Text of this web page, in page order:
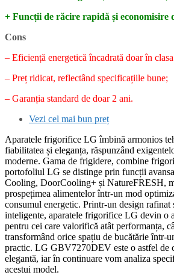
+ Funcții de răcire rapidă și economisire
Cons
– Eficiență energetică încadrată doar în
– Preț ridicat, reflectând specificațiile bune;
– Garanția standard de doar 2 ani.
Vezi cel mai bun preț
Aparatele frigorifice LG îmbină armonios
fiabilitatea și eleganța, răspunzând
moderne. Gama de frigidere, combine
portofoliul LG se distinge prin funcții
Cooling, DoorCooling+ și NatureFRESH,
prospețimea alimentelor într-un mod
consumul energetic. Printr-un design
inteligente, aparatele frigorifice LG devin o
pentru cei care valorifică atât performanța,
transformând orice spațiu de bucătărie într-
practic. LG GBV7270DEV este o astfel de
elegantă, iar în continuare vom analiza
acestui model.